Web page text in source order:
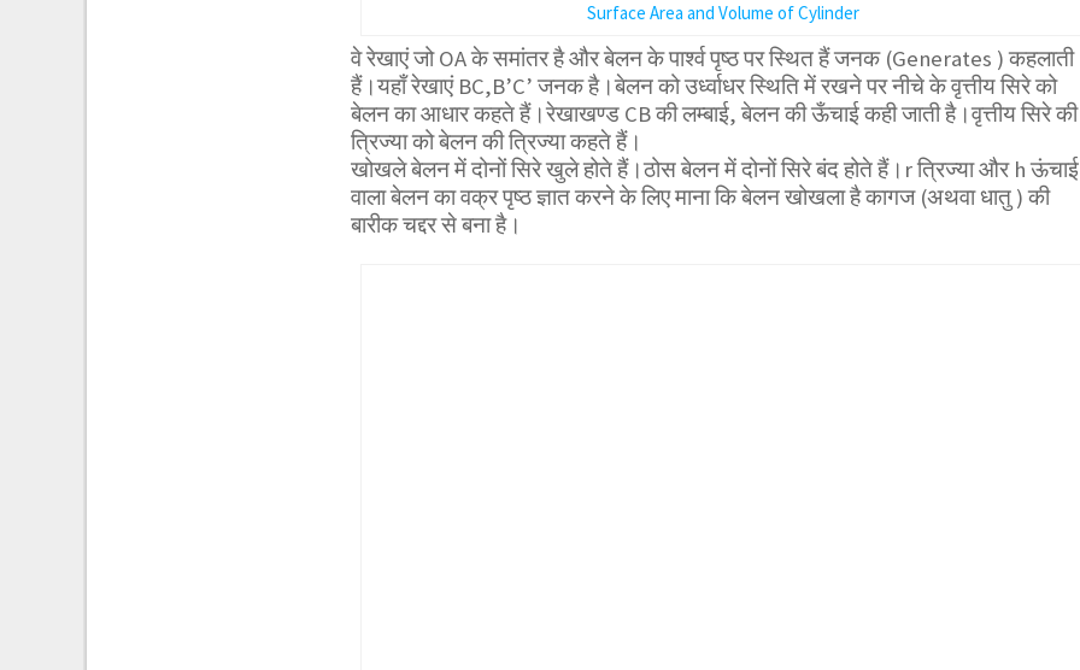
Surface Area and Volume of Cylinder
वे रेखाएं जो OA के समांतर है और बेलन के पार्श्व पृष्ठ पर स्थित हैं जनक (Generates ) कहलाती
हैं।यहाँ रेखाएं BC,B’C’ जनक है।बेलन को उर्ध्वाधर स्थिति में रखने पर नीचे के वृत्तीय सिरे को
बेलन का आधार कहते हैं।रेखाखण्ड CB की लम्बाई, बेलन की ऊँचाई कही जाती है।वृत्तीय सिरे की
त्रिज्या को बेलन की त्रिज्या कहते हैं।
खोखले बेलन में दोनों सिरे खुले होते हैं।ठोस बेलन में दोनों सिरे बंद होते हैं।r त्रिज्या और h ऊंचाई
वाला बेलन का वक्र पृष्ठ ज्ञात करने के लिए माना कि बेलन खोखला है कागज (अथवा धातु ) की
बारीक चद्दर से बना है।